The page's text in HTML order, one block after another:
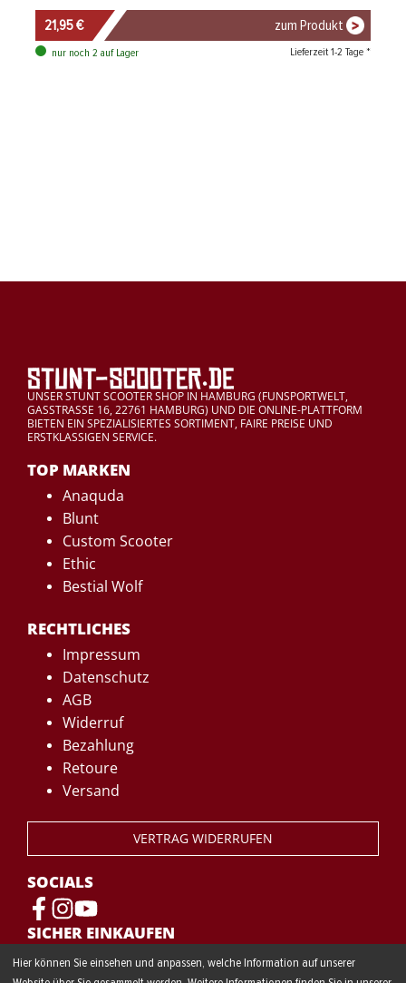
21,95 € zum Produkt
nur noch 2 auf Lager Lieferzeit 1-2 Tage *
UNSER STUNT SCOOTER SHOP IN HAMBURG (FUNSPORTWELT,
GASSTRASSE 16, 22761 HAMBURG) UND DIE ONLINE-PLATTFORM
BIETEN EIN SPEZIALISIERTES SORTIMENT, FAIRE PREISE UND
ERSTKLASSIGEN SERVICE.
TOP MARKEN
Anaquda
Blunt
Custom Scooter
Ethic
Bestial Wolf
RECHTLICHES
Impressum
Datenschutz
AGB
Widerruf
Bezahlung
Retoure
Versand
VERTRAG WIDERRUFEN
SOCIALS
SICHER EINKAUFEN
Hier können Sie einsehen und anpassen, welche Information auf unserer